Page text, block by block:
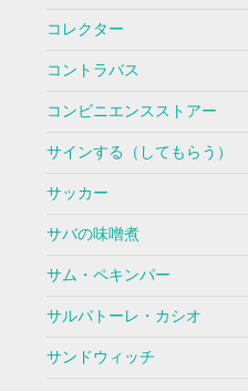
コレクター
コントラバス
コンビニエンスストアー
サインする（してもらう）
サッカー
サバの味噌煮
サム・ペキンパー
サルバトーレ・カシオ
サンドウィッチ